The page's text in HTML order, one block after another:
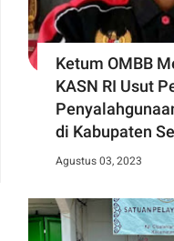
Ketum OMBB
KASN RI Usut
di Kabupaten
Agustus 03, 2023